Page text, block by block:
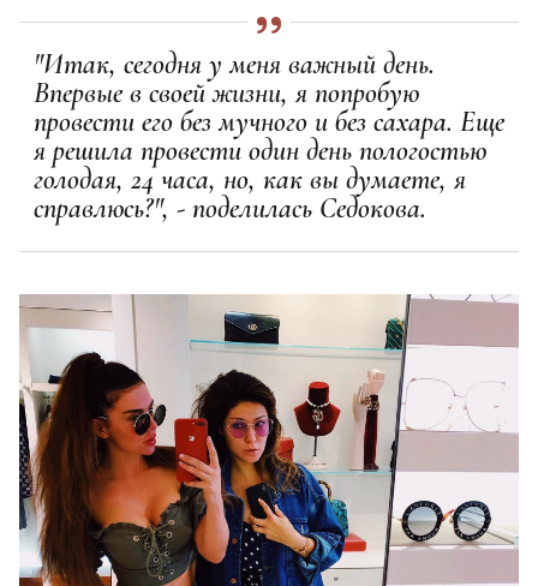
"Итак, сегодня у меня важный день.
Впервые в своей жизни, я попробую
провести его без мучного и без сахара. Еще
я решила провести один день пологостью
голодая, 24 часа, но, как вы думаете, я
справлюсь?", - поделилась Седокова.